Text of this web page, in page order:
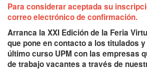
Para considerar aceptada su
correo electrónico de confirmación.
Arranca la XXI Edición de la Feria
que pone en contacto a los titulados
último curso UPM con las empresas
de trabajo vacantes a través de